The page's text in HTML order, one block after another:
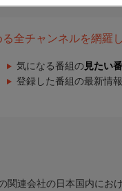
全チャンネルを網羅
気になる番組の 見たい
登録した番組の最新情
連会社の日本国内にお